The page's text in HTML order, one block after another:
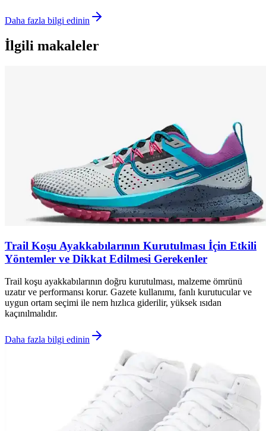
Daha fazla bilgi edinin
İlgili makaleler
Trail Koşu Ayakkabılarının Kurutulması İçin Etkili
Yöntemler ve Dikkat Edilmesi Gerekenler
Trail koşu ayakkabılarının doğru kurutulması, malzeme ömrünü
uzatır ve performansı korur. Gazete kullanımı, fanlı kurutucular ve
uygun ortam seçimi ile nem hızlıca giderilir, yüksek ısıdan
kaçınılmalıdır.
Daha fazla bilgi edinin